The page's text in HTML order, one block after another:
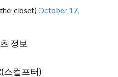
October 17,
정보
스컬프터)